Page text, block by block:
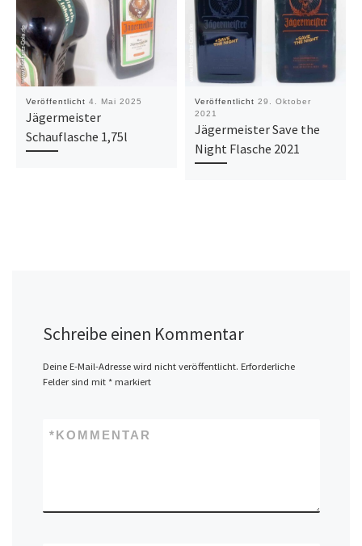
Veröffentlicht 4. Mai 2025
Jägermeister
Schauflasche 1,75l
Veröffentlicht 29. Oktober
2021
Jägermeister Save the
Night Flasche 2021
Schreibe einen Kommentar
Deine E-Mail-Adresse wird nicht veröffentlicht. Erforderliche
Felder sind mit *markiert
KOMMENTAR
*